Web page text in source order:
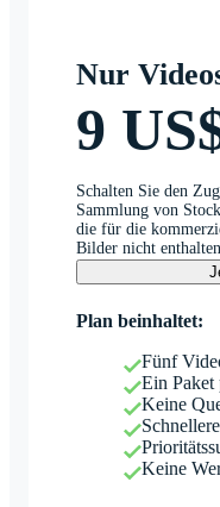
Nur
9
Schalten Sie den
Sammlung von
die für die
Bilder nicht
Plan beinhaltet:
Fünf
Ein Paket
Keine
Keine